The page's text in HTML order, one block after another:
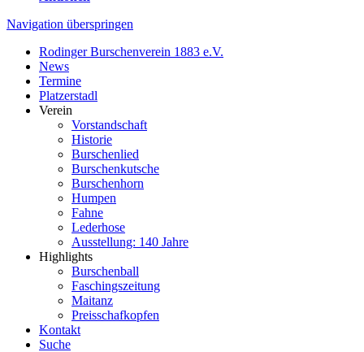
Navigation überspringen
Rodinger Burschenverein 1883 e.V.
News
Termine
Platzerstadl
Verein
Vorstandschaft
Historie
Burschenlied
Burschenkutsche
Burschenhorn
Humpen
Fahne
Lederhose
Ausstellung: 140 Jahre
Highlights
Burschenball
Faschingszeitung
Maitanz
Preisschafkopfen
Kontakt
Suche